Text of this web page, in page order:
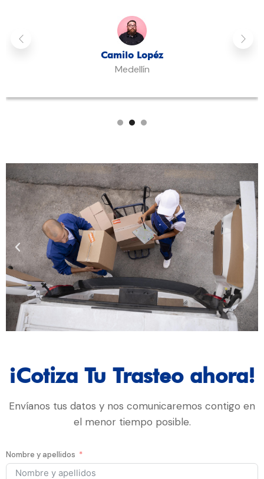
Camilo Lopéz
Medellín
¡Cotiza Tu Trasteo ahora!
Envíanos tus datos y nos comunicaremos contigo en
el menor tiempo posible.
Nombre y apellidos